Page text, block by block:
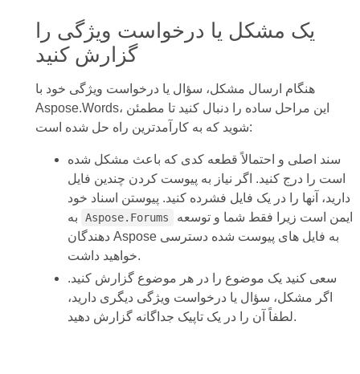
یک مشکل یا درخواست ویژگی را
گزارش کنید
هنگام ارسال مشکل، سؤال یا درخواست ویژگی خود با
Aspose.Words، این مراحل ساده را دنبال کنید تا مطمئن
شوید که به کارآمدترین راه حل شده است:
سند اصلی و احتمالاً قطعه کدی که باعث مشکل شده
است را درج کنید. اگر نیاز به پیوست کردن چندین فایل
دارید، آنها را در یک فایل فشرده کنید. پیوستن اسناد خود
Aspose.Forums
دهندگان Aspose به فایل های پیوست شده دسترسی
خواهید داشت.
سعی کنید یک موضوع را در هر موضوع گزارش کنید.
اگر مشکل، سؤال یا درخواست ویژگی دیگری دارید،
لطفاً آن را در یک تاپیک جداگانه گزارش دهید.